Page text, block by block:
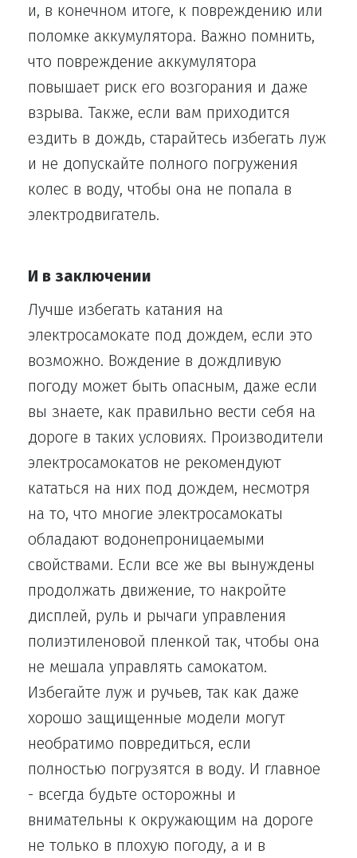
и, в конечном итоге, к повреждению или
поломке аккумулятора. Важно помнить,
что повреждение аккумулятора
повышает риск его возгорания и даже
взрыва. Также, если вам приходится
ездить в дождь, старайтесь избегать луж
и не допускайте полного погружения
колес в воду, чтобы она не попала в
электродвигатель.
И в заключении
Лучше избегать катания на
электросамокате под дождем, если это
возможно. Вождение в дождливую
погоду может быть опасным, даже если
вы знаете, как правильно вести себя на
дороге в таких условиях. Производители
электросамокатов не рекомендуют
кататься на них под дождем, несмотря
на то, что многие электросамокаты
обладают водонепроницаемыми
свойствами. Если все же вы вынуждены
продолжать движение, то накройте
дисплей, руль и рычаги управления
полиэтиленовой пленкой так, чтобы она
не мешала управлять самокатом.
Избегайте луж и ручьев, так как даже
хорошо защищенные модели могут
необратимо повредиться, если
полностью погрузятся в воду. И главное
- всегда будьте осторожны и
внимательны к окружающим на дороге
не только в плохую погоду, а и в